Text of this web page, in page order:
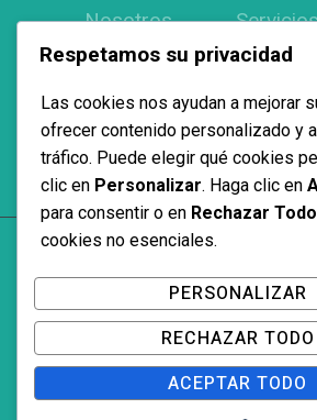
Nosotros
Productos
Proyectos
Contacto
Equipamiento
Interiorismo
Proyectos
Aviso Legal y Política de
Respetamos su privacidad
Las cookies nos ayudan a mejorar
ofrecer contenido personalizado y
tráfico. Puede elegir qué cookies
clic en Personalizar. Haga clic en
para consentir o en Rechazar Todo
cookies no esenciales.
PERSONALIZAR
RECHAZAR TODO
ACEPTAR TODO